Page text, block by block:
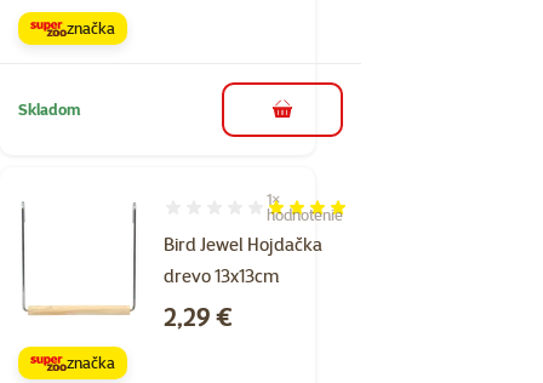
značka
Skladom do košíka
Bird Jewel Hojdačka
drevo 13x13cm
Hodnotenie 80%, počet hodnotení: 1
1×
hodnotenie
Cena
2,29 €
značka